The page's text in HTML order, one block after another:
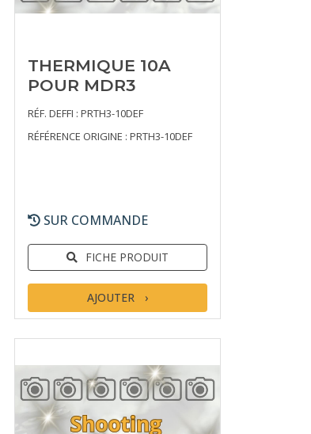
THERMIQUE 10A
POUR MDR3
RÉF. DEFFI : PRTH3-10DEF
RÉFÉRENCE ORIGINE : PRTH3-10DEF
SUR COMMANDE
FICHE PRODUIT
AJOUTER